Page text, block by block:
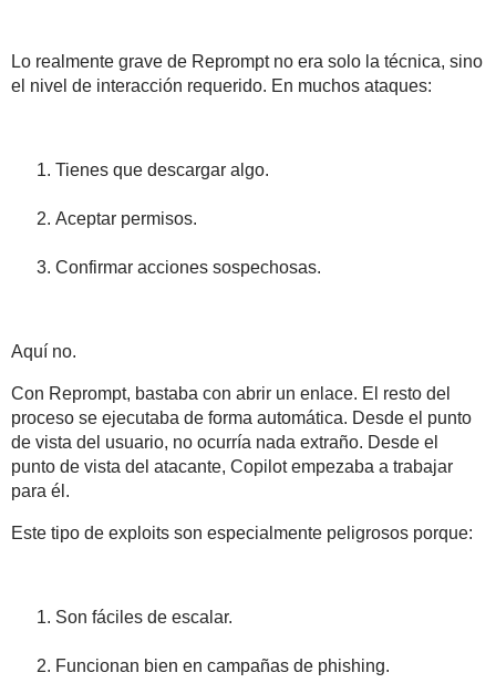
Lo realmente grave de Reprompt no era solo la técnica, sino
el nivel de interacción requerido. En muchos ataques:
Tienes que descargar algo.
Aceptar permisos.
Confirmar acciones sospechosas.
Aquí no.
Con Reprompt, bastaba con abrir un enlace. El resto del
proceso se ejecutaba de forma automática. Desde el punto
de vista del usuario, no ocurría nada extraño. Desde el
punto de vista del atacante, Copilot empezaba a trabajar
para él.
Este tipo de exploits son especialmente peligrosos porque:
Son fáciles de escalar.
Funcionan bien en campañas de phishing.